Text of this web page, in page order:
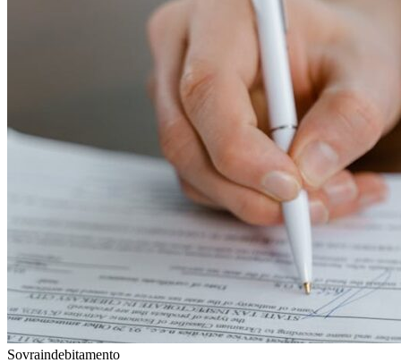
Sovraindebitamento